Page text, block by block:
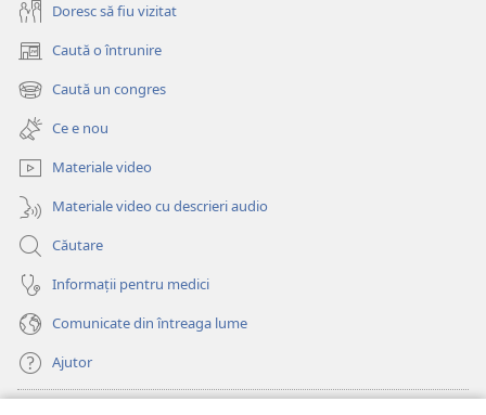
Doresc să fiu vizitat
Caută o întrunire
(se
deschide
o
fereastră
nouă)
Caută un congres
(se
deschide
o
fereastră
nouă)
Ce e nou
Materiale video
Materiale video cu descrieri audio
Căutare
Informații pentru medici
Comunicate din întreaga lume
Ajutor